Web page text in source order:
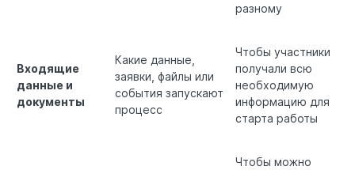
разному
Входящие
данные и
документы
Какие данные,
заявки, файлы или
события запускают
процесс
Чтобы участники
получали всю
необходимую
информацию для
старта работы
Чтобы можно